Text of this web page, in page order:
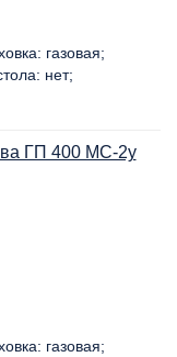
газовая
нет
ГП 400 МС-2у
газовая